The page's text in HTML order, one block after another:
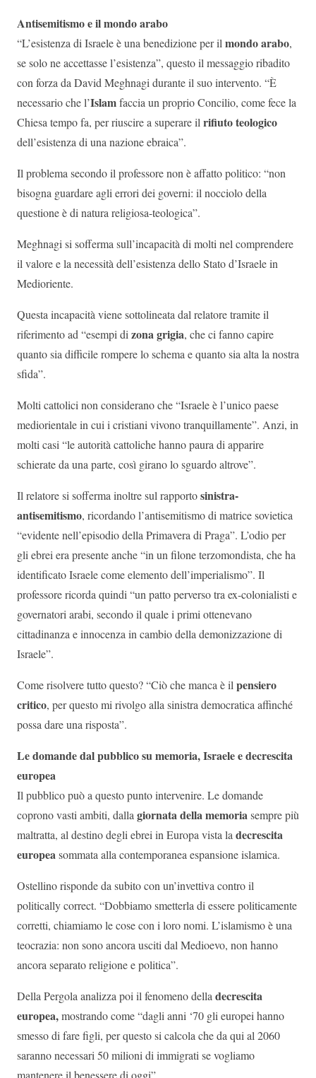
Antisemitismo e il mondo arabo
“L’esistenza di Israele è una benedizione per il mondo arabo,
se solo ne accettasse l’esistenza”, questo il messaggio ribadito
con forza da David Meghnagi durante il suo intervento. “È
necessario che l’Islamfaccia un proprio Concilio, come fece la
Chiesa tempo fa, per riuscire a superare il rifiuto teologico
dell’esistenza di una nazione ebraica”.
Il problema secondo il professore non è affatto politico: “non
bisogna guardare agli errori dei governi: il nocciolo della
questione è di natura religiosa-teologica”.
Meghnagi si sofferma sull’incapacità di molti nel comprendere
il valore e la necessità dell’esistenza dello Stato d’Israele in
Medioriente.
Questa incapacità viene sottolineata dal relatore tramite il
riferimento ad “esempi di zona grigia, che ci fanno capire
quanto sia difficile rompere lo schema e quanto sia alta la nostra
sfida”.
Molti cattolici non considerano che “Israele è l’unico paese
mediorientale in cui i cristiani vivono tranquillamente”. Anzi, in
molti casi “le autorità cattoliche hanno paura di apparire
schierate da una parte, così girano lo sguardo altrove”.
Il relatore si sofferma inoltre sul rapportosinistra-
antisemitismo, ricordando l’antisemitismo di matrice sovietica
“evidente nell’episodio della Primavera di Praga”. L’odio per
gli ebrei era presente anche “in un filone terzomondista, che ha
identificato Israele come elemento dell’imperialismo”. Il
professore ricorda quindi “un patto perverso tra ex-colonialisti e
governatori arabi, secondo il quale i primi ottenevano
cittadinanza e innocenza in cambio della demonizzazione di
Israele”.
Come risolvere tutto questo? “Ciò che manca è il pensiero
critico, per questo mi rivolgo alla sinistra democratica affinché
possa dare una risposta”.
Le domande dal pubblico su memoria, Israele e decrescita
europea
Il pubblico può a questo punto intervenire. Le domande
coprono vasti ambiti, dalla giornata della memoriasempre più
maltratta, al destino degli ebrei in Europa vista la decrescita
europeasommata alla contemporanea espansione islamica.
Ostellino risponde da subito con un’invettiva contro il
politically correct. “Dobbiamo smetterla di essere politicamente
corretti, chiamiamo le cose con i loro nomi. L’islamismo è una
teocrazia: non sono ancora usciti dal Medioevo, non hanno
ancora separato religione e politica”.
Della Pergola analizza poi il fenomeno della decrescita
europea,mostrando come “dagli anni ‘70 gli europei hanno
smesso di fare figli, per questo si calcola che da qui al 2060
saranno necessari 50 milioni di immigrati se vogliamo
mantenere il benessere di oggi”.